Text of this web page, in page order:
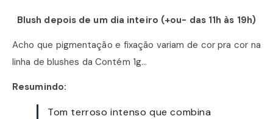
Blush depois de um dia inteiro (+ou- das 11h às 19h)
Acho que pigmentação e fixação variam de cor pra cor na
linha de blushes da Contém 1g…
Resumindo:
Tom terroso intenso que combina